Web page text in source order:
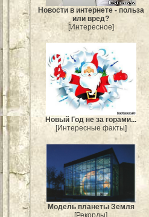
Новости в интернете - польза
или вред?
[Интересное]
Новый Год не за горами...
[Интересные факты]
Модель планеты Земля